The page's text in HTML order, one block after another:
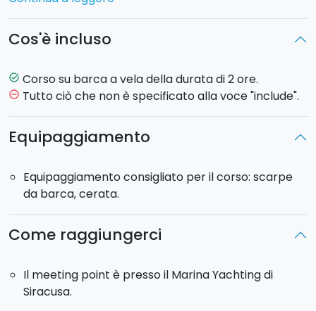
individuali o di gruppo della durata di 2 ore
Le lezioni si svolgono
ed
in mare lungo la costa siracusana. Partendo dal
porticciolo di Ortigia, l'isola che costituisce il centro
istruttore lungo la bellissima costa cittadina.
Cos'è incluso
task_alt Corso su barca a vela della durata di 2 ore.
remove_circle_outline Tutto ciò che non è specificato alla voce "include".
Equipaggiamento
Equipaggiamento consigliato per il corso: scarpe
da barca, cerata.
Come raggiungerci
Il meeting point è presso il Marina Yachting di
Siracusa.